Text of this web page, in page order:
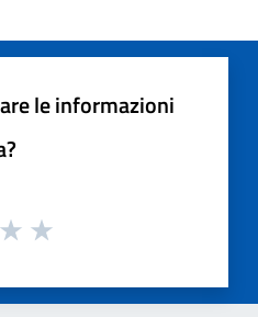
le informazioni